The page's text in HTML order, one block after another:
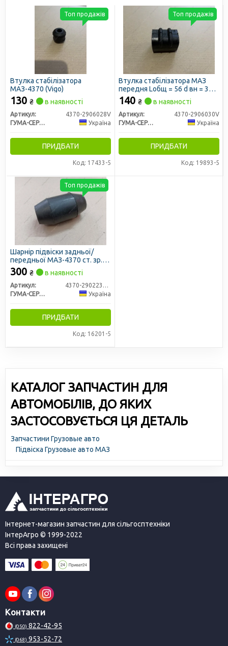
Втулка стабілізатора
МАЗ-4370 (Vigo)
130 ₴ в наявності
Артикул:
4370-2906028V
ГУМА-СЕРВІС УКРАЇНА
Україна
ПРИДБАТИ
Код: 17433-5
Топ продажів
Втулка стабілізатора МАЗ
передня Lобщ = 56 d вн = 32
(Vigo)
140 ₴ в наявності
Артикул:
4370-2906030V
ГУМА-СЕРВІС УКРАЇНА
Україна
ПРИДБАТИ
Код: 19893-5
Топ продажів
Шарнір підвіски задньої/
передньої МАЗ-4370 ст. зр.
(Vigo)
300 ₴ в наявності
Артикул:
4370-2902230-11V
ГУМА-СЕРВІС УКРАЇНА
Україна
ПРИДБАТИ
Код: 16201-5
Топ продажів
КАТАЛОГ ЗАПЧАСТИН ДЛЯ
АВТОМОБІЛІВ, ДО ЯКИХ
ЗАСТОСОВУЄТЬСЯ ЦЯ ДЕТАЛЬ
Запчастини Грузовые авто
Підвіска Грузовые авто МАЗ
Інтернет-магазин запчастин для сільгосптехніки
ІнтерАгро © 1999-2022
Всі права захищені
Контакти
(050) 822-42-95
(068) 953-52-72